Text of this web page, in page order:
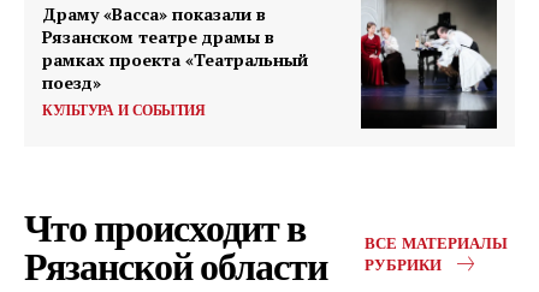
Драму «Васса» показали в
Рязанском театре драмы в
рамках проекта «Театральный
поезд»
КУЛЬТУРА И СОБЫТИЯ
Что происходит в
Рязанской области
ВСЕ МАТЕРИАЛЫ
РУБРИКИ